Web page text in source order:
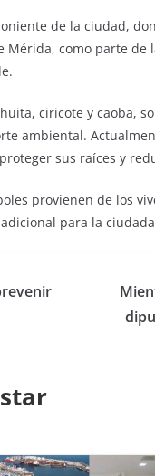
de la ciudad,
como parte de
ciricote y caoba,
ambiental.
sus raíces y
provienen de los
para la